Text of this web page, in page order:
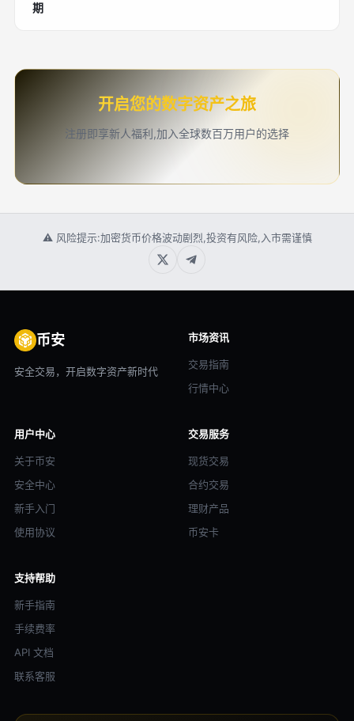
期
开启您的数字资产之旅
注册即享新人福利,加入全球数百万用户的选择
⚠ 风险提示:加密货币价格波动剧烈,投资有风险,入市需谨慎
币安
安全交易，开启数字资产新时代
市场资讯
交易指南
行情中心
用户中心
关于币安
安全中心
新手入门
使用协议
交易服务
现货交易
合约交易
理财产品
币安卡
支持帮助
新手指南
手续费率
API 文档
联系客服